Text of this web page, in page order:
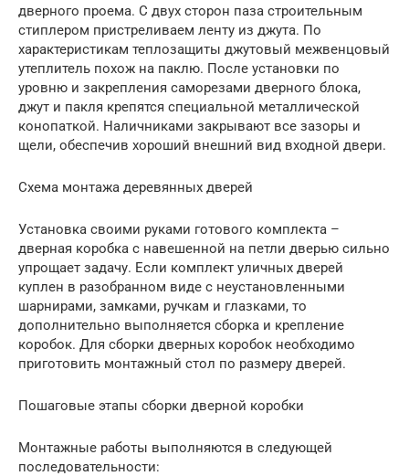
дверного проема. С двух сторон паза строительным
стиплером пристреливаем ленту из джута. По
характеристикам теплозащиты джутовый межвенцовый
утеплитель похож на паклю. После установки по
уровню и закрепления саморезами дверного блока,
джут и пакля крепятся специальной металлической
конопаткой. Наличниками закрывают все зазоры и
щели, обеспечив хороший внешний вид входной двери.
Схема монтажа деревянных дверей
Установка своими руками готового комплекта –
дверная коробка с навешенной на петли дверью сильно
упрощает задачу. Если комплект уличных дверей
куплен в разобранном виде с неустановленными
шарнирами, замками, ручкам и глазками, то
дополнительно выполняется сборка и крепление
коробок. Для сборки дверных коробок необходимо
приготовить монтажный стол по размеру дверей.
Пошаговые этапы сборки дверной коробки
Монтажные работы выполняются в следующей
последовательности: